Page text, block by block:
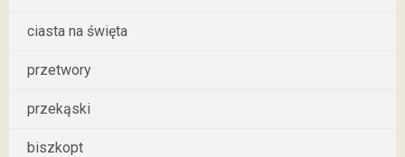
ciasta na święta
przetwory
przekąski
biszkopt